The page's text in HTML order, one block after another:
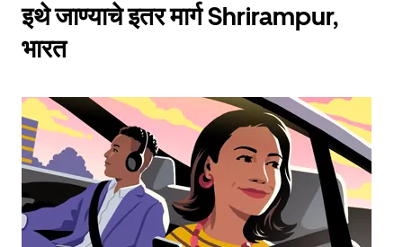
इथे जाण्याचे इतर मार्ग Shrirampur,
भारत